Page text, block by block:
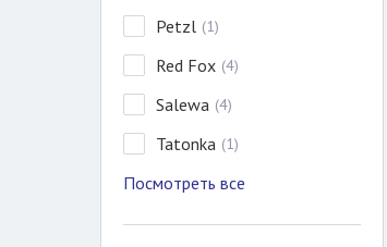
Petzl (1)
Red Fox (4)
Salewa (4)
Tatonka (1)
Посмотреть все